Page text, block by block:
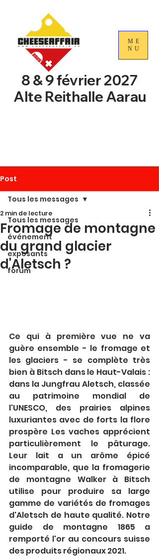
ME
NU
8 & 9 février 2027
Alte Reithalle Aarau
Post
Tous les messages
événement
exposants
forum
Tous les messages
Fromage de montagne
du grand glacier
d'Aletsch ?
2 min de lecture
Ce qui à première vue ne va
guère ensemble - le fromage et
les glaciers - se complète très
bien à Bitsch dans le Haut-Valais :
dans la Jungfrau Aletsch, classée
au patrimoine mondial de
l'UNESCO, des prairies alpines
luxuriantes avec de forts la flore
prospère Les vaches apprécient
particulièrement le pâturage.
Leur lait a un arôme épicé
incomparable, que la fromagerie
de montagne Walker à Bitsch
utilise pour produire sa large
gamme de variétés de fromages
d'Aletsch de haute qualité. Notre
guide de montagne 1865 a
remporté l'or au concours suisse
des produits régionaux 2021.